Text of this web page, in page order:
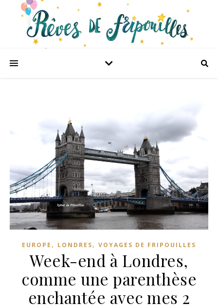
EUROPE , LONDRES, VOYAGES DE FRIPOUILLES
Week-end à Londres,
comme une parenthèse
enchantée avec mes 2